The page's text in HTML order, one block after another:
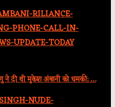
दी थी मुकेश अंबानी को धमकी: …